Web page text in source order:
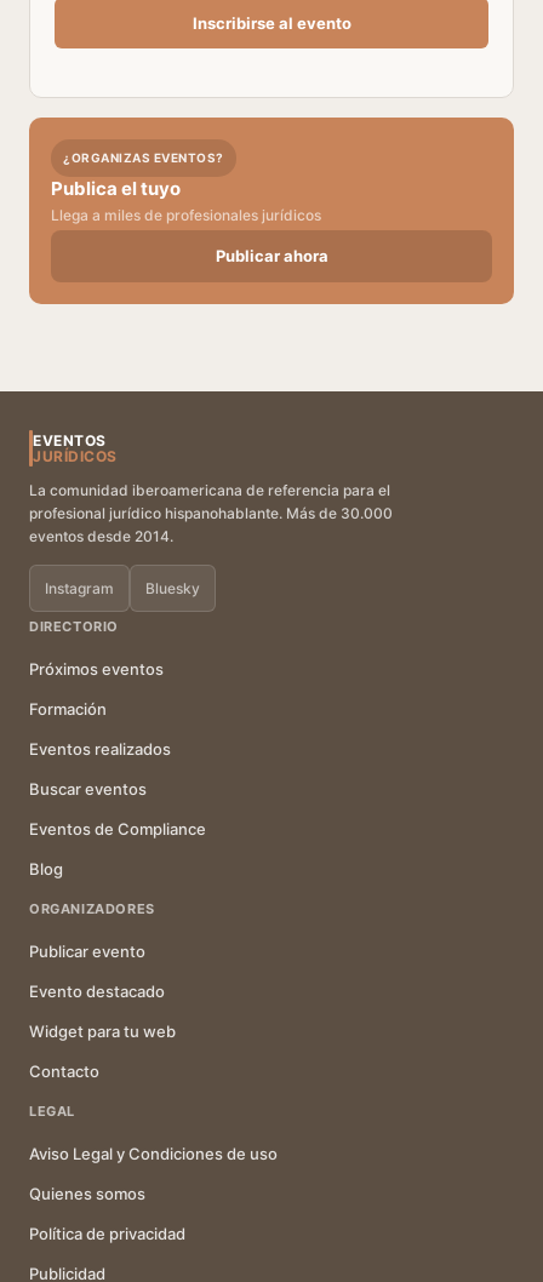
¿ORGANIZAS EVENTOS?
Publica el tuyo
Llega a miles de profesionales jurídicos
Publicar ahora
EVENTOS
JURÍDICOS
La comunidad iberoamericana de referencia para el
profesional jurídico hispanohablante. Más de 30.000
eventos desde 2014.
Instagram Bluesky
DIRECTORIO
Próximos eventos
Formación
Eventos realizados
Buscar eventos
Eventos de Compliance
Blog
ORGANIZADORES
Publicar evento
Evento destacado
Widget para tu web
Contacto
LEGAL
Aviso Legal y Condiciones de uso
Quienes somos
Política de privacidad
Publicidad